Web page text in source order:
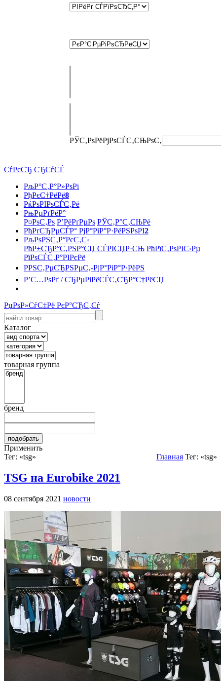
РЎС‚РѕРёРјРѕСЃС‚СЊРѕС‚
СѓРєСЂ СЂСѓСЃ
РљР°С‚Р°Р»РѕРі
РђРєС†РёРё8
РќРѕРІРѕСЃС‚Рё
РњРµРґРёР°
Р¤РѕС‚Рѕ Р’РёРґРµРѕ РЎС‚Р°С‚СЊРё
РђРґСЂРµСЃР° РјР°РіР°Р·РёРЅРѕРІ2
РљРѕРЅС‚Р°РєС‚С‹
РћР±СЂР°С‚РЅР°СЏ СЃРІСЏР·СЊ РћРїС‚РѕРІС‹Рµ
РїРѕСЃС‚Р°РІРєРё
РРЅС‚РµСЂРЅРµС‚-РјР°РіР°Р·РёРЅ
Р’С…РѕРґ / СЂРµРіРёСЃС‚СЂР°С†РёСЏ
РџРѕР»СѓС‡Рё РєР°СЂС‚Сѓ
Каталог
товарная группа
бренд
Применить
Тег: «tsg»
Главная Тег: «tsg»
TSG на Eurobike 2021
08 сентября 2021 новости